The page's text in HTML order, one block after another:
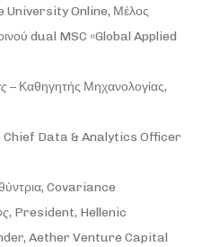
Online, Μέλος
dual MSC «Global Applied
– Καθηγητής Μηχανολογίας,
Chief Data & Analytics Officer
Covariance
, President, Hellenic
Aether Venture Capital